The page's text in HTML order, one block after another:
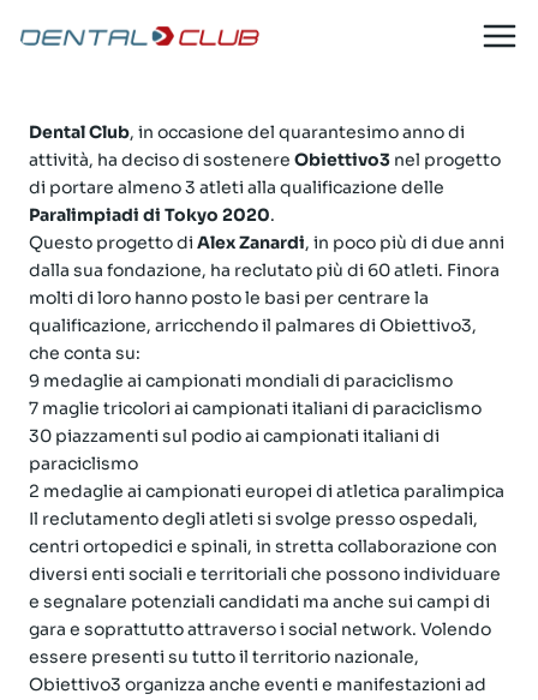
40 anni al tuo fianco
Dental Club, in occasione del quarantesimo anno di
attività, ha deciso di sostenere Obiettivo3 nel progetto
di portare almeno 3 atleti alla qualificazione delle
Paralimpiadi di Tokyo 2020.
Questo progetto di Alex Zanardi, in poco più di due anni
dalla sua fondazione, ha reclutato più di 60 atleti. Finora
molti di loro hanno posto le basi per centrare la
qualificazione, arricchendo il palmares di Obiettivo3,
che conta su:
9 medaglie ai campionati mondiali di paraciclismo
7 maglie tricolori ai campionati italiani di paraciclismo
30 piazzamenti sul podio ai campionati italiani di
paraciclismo
2 medaglie ai campionati europei di atletica paralimpica
Il reclutamento degli atleti si svolge presso ospedali,
centri ortopedici e spinali, in stretta collaborazione con
diversi enti sociali e territoriali che possono individuare
e segnalare potenziali candidati ma anche sui campi di
gara e soprattutto attraverso i social network. Volendo
essere presenti su tutto il territorio nazionale,
Obiettivo3 organizza anche eventi e manifestazioni ad